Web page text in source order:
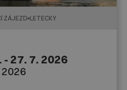
ZÁJEZD LETECKY
- 27. 7. 2026
2026